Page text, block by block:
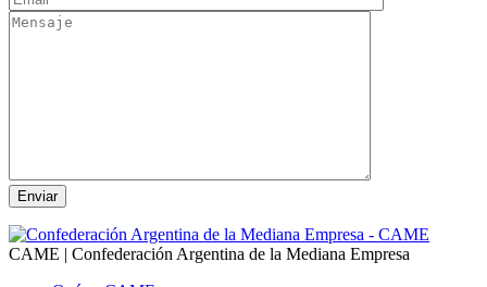
CAME | Confederación Argentina de la Mediana Empresa